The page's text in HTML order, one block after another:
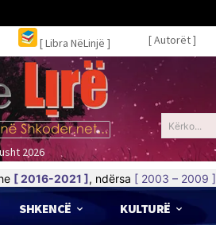
[ Libra NëLinjë ] [ Autorët ]
2026
Kërko...
[ 2016-2021 ], ndërsa [ 2003 – 2009 ]
SHKENCË KULTURË